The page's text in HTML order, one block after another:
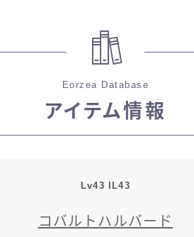
ショートパンツ
Eorzea Database
アイテム情報
Lv43 IL43
コバルトハルバード